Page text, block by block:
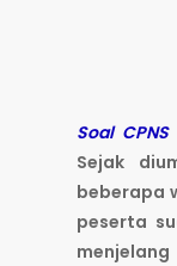
Soal
Sejak
beberapa
peserta